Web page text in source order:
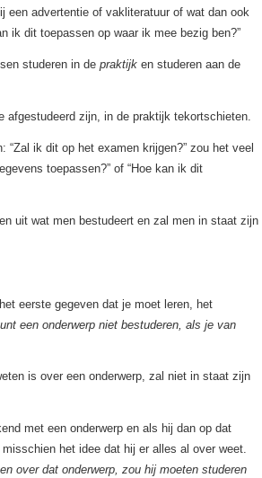
een advertentie of vakliteratuur of wat dan ook
ik dit toepassen op waar ik mee bezig ben?”
studeren in de praktijk en studeren aan de
afgestudeerd zijn, in de praktijk tekortschieten.
ik dit op het examen krijgen?” zou het veel
toepassen?” of “Hoe kan ik dit
uit wat men bestudeert en zal men in staat zijn
eerste gegeven dat je moet leren, het
een onderwerp niet bestuderen, als je van
is over een onderwerp, zal niet in staat zijn
met een onderwerp en als hij dan op dat
het idee dat hij er alles al over weet.
over dat onderwerp, zou hij moeten studeren